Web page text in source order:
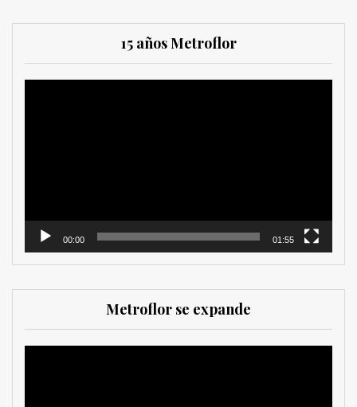
15 años Metroflor
00:00 01:55
Metroflor se expande